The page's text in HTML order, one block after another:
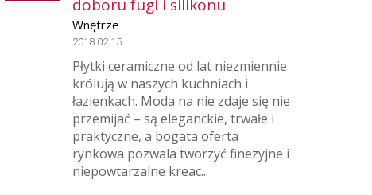
doboru fugi i silikonu
Wnętrze
2018.02.15
Płytki ceramiczne od lat niezmiennie
królują w naszych kuchniach i
łazienkach. Moda na nie zdaje się nie
przemijać – są eleganckie, trwałe i
praktyczne, a bogata oferta
rynkowa pozwala tworzyć finezyjne i
niepowtarzalne kreac...